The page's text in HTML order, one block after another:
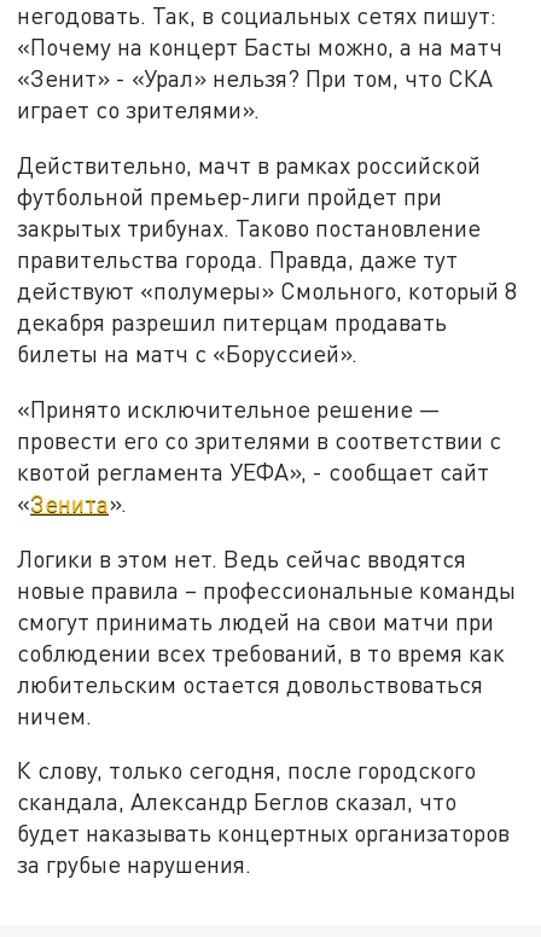
негодовать. Так, в социальных сетях пишут:
«Почему на концерт Басты можно, а на матч
«Зенит» - «Урал» нельзя? При том, что СКА
играет со зрителями».
Действительно, мачт в рамках российской
футбольной премьер-лиги пройдет при
закрытых трибунах. Таково постановление
правительства города. Правда, даже тут
действуют «полумеры» Смольного, который 8
декабря разрешил питерцам продавать
билеты на матч с «Боруссией».
«Принято исключительное решение —
провести его со зрителями в соответствии с
квотой регламента УЕФА», - сообщает сайт
«Зенита».
Логики в этом нет. Ведь сейчас вводятся
новые правила – профессиональные команды
смогут принимать людей на свои матчи при
соблюдении всех требований, в то время как
любительским остается довольствоваться
ничем.
К слову, только сегодня, после городского
скандала, Александр Беглов сказал, что
будет наказывать концертных организаторов
за грубые нарушения.